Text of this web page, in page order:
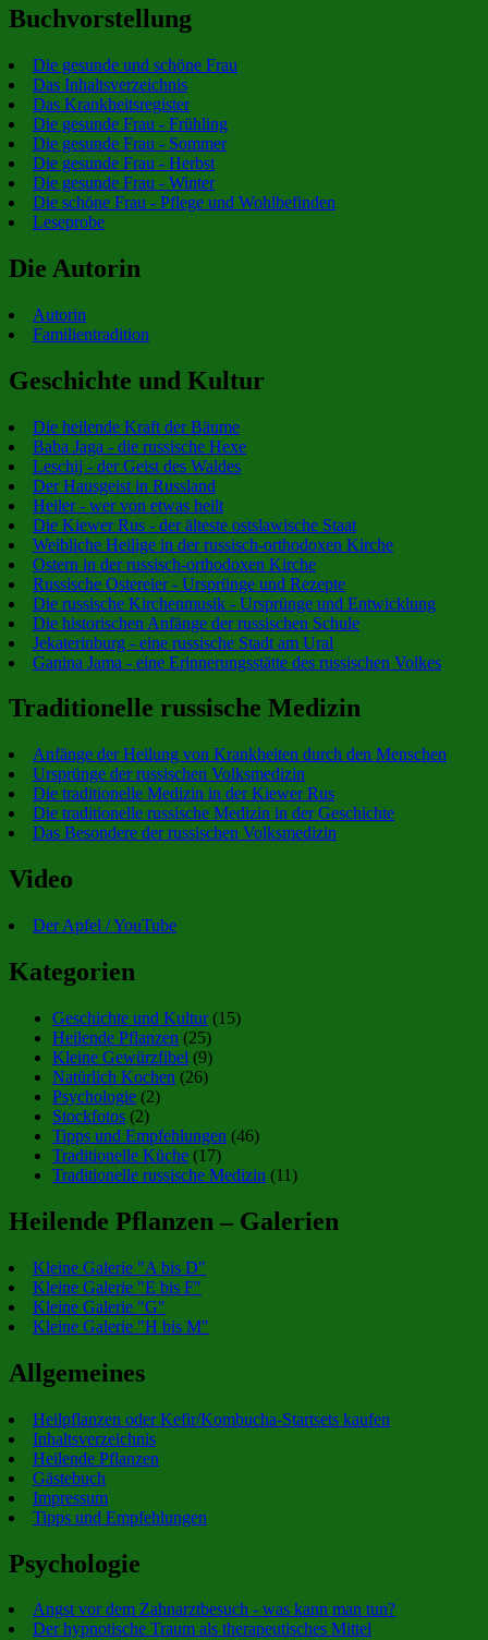
Buchvorstellung
Die gesunde und schöne Frau
Das Inhaltsverzeichnis
Das Krankheitsregister
Die gesunde Frau - Frühling
Die gesunde Frau - Sommer
Die gesunde Frau - Herbst
Die gesunde Frau - Winter
Die schöne Frau - Pflege und Wohlbefinden
Leseprobe
Die Autorin
Autorin
Familientradition
Geschichte und Kultur
Die heilende Kraft der Bäume
Baba Jaga - die russische Hexe
Leschij - der Geist des Waldes
Der Hausgeist in Russland
Heiler - wer von etwas heilt
Die Kiewer Rus - der älteste ostslawische Staat
Weibliche Heilige in der russisch-orthodoxen Kirche
Ostern in der russisch-orthodoxen Kirche
Russische Ostereier - Ursprünge und Rezepte
Die russische Kirchenmusik - Ursprünge und Entwicklung
Die historischen Anfänge der russischen Schule
Jekaterinburg - eine russische Stadt am Ural
Ganina Jama - eine Erinnerungsstätte des russischen Volkes
Traditionelle russische Medizin
Anfänge der Heilung von Krankheiten durch den Menschen
Ursprünge der russischen Volksmedizin
Die traditionelle Medizin in der Kiewer Rus
Die traditionelle russische Medizin in der Geschichte
Das Besondere der russischen Volksmedizin
Video
Der Apfel / YouTube
Kategorien
Geschichte und Kultur(15)
Heilende Pflanzen (25)
Kleine Gewürzfibel (9)
Natürlich Kochen (26)
Psychologie (2)
Stockfotos (2)
Tipps und Empfehlungen (46)
Traditionelle Küche (17)
Traditionelle russische Medizin (11)
Heilende Pflanzen – Galerien
Kleine Galerie "A bis D"
Kleine Galerie "E bis F"
Kleine Galerie "G"
Kleine Galerie "H bis M"
Allgemeines
Heilpflanzen oder Kefir/Kombucha-Startsets kaufen
Inhaltsverzeichnis
Heilende Pflanzen
Gästebuch
Impressum
Tipps und Empfehlungen
Psychologie
Angst vor dem Zahnarztbesuch - was kann man tun?
Der hypnotische Traum als therapeutisches Mittel